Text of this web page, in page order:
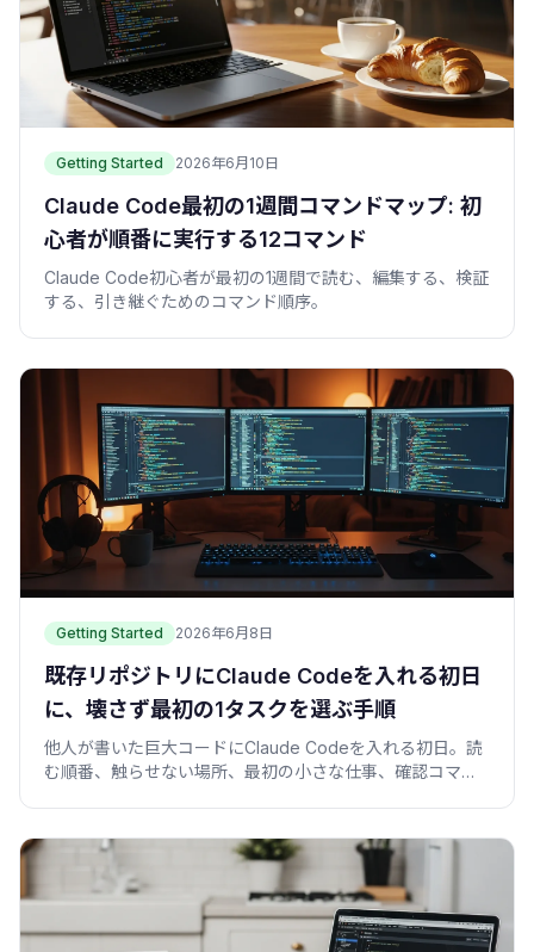
Getting Started 2026年6月10日
Claude Code最初の1週間コマンドマップ: 初
心者が順番に実行する12コマンド
Claude Code初心者が最初の1週間で読む、編集する、検証
する、引き継ぐためのコマンド順序。
Getting Started 2026年6月8日
既存リポジトリにClaude Codeを入れる初日
に、壊さず最初の1タスクを選ぶ手順
他人が書いた巨大コードにClaude Codeを入れる初日。読
む順番、触らせない場所、最初の小さな仕事、確認コマン